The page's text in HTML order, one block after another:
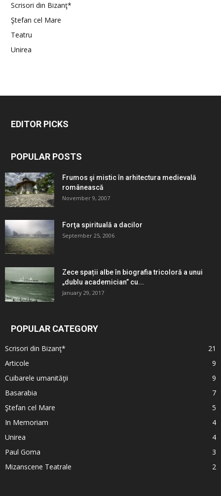
Scrisori din Bizanţ*
Ştefan cel Mare
Teatru
Unirea
EDITOR PICKS
POPULAR POSTS
Frumos şi mistic în arhitectura medievală
românească
November 9, 2007
Forţa spirituală a dacilor
September 25, 2006
Zece spații albe în biografia tricoloră a unui
„dublu academician” cu...
January 29, 2017
POPULAR CATEGORY
Scrisori din Bizanţ*
21
Articole
9
Cuibarele umanităţii
9
Basarabia
7
Ştefan cel Mare
5
In Memoriam
4
Unirea
4
Paul Goma
3
Mizanscene Teatrale
2